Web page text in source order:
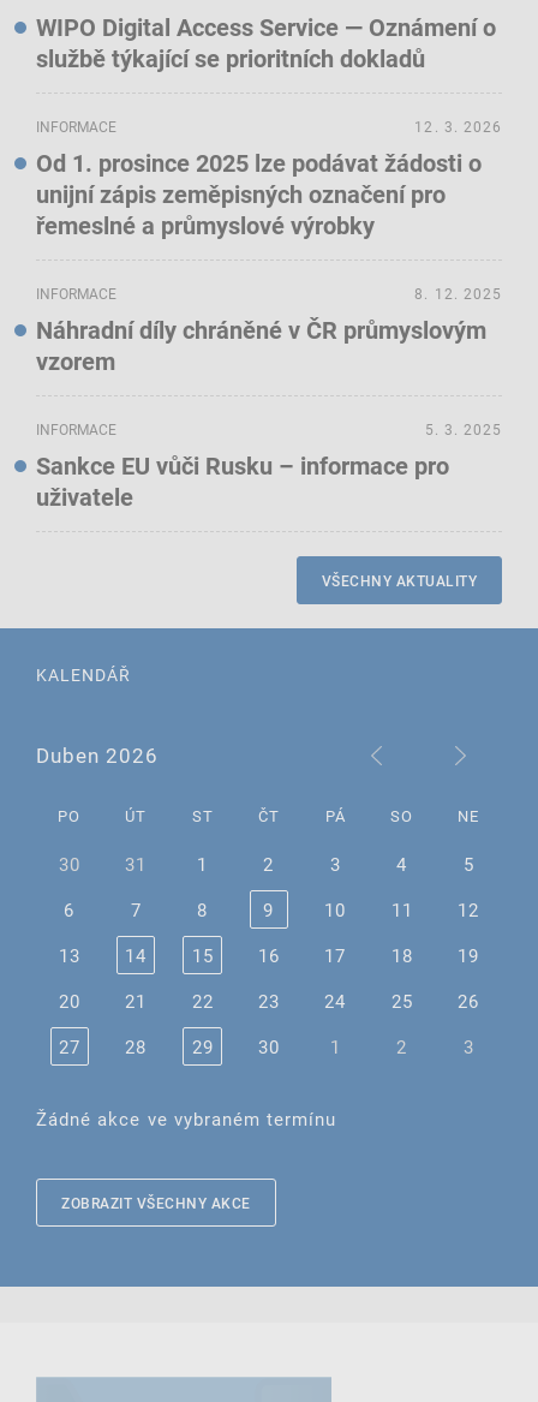
WIPO Digital Access Service — Oznámení o
službě týkající se prioritních dokladů
INFORMACE
Od 1. prosince 2025 lze podávat žádosti o
unijní zápis zeměpisných označení pro
řemeslné a průmyslové výrobky
12. 3. 2026
INFORMACE
Náhradní díly chráněné v ČR průmyslovým
vzorem
8. 12. 2025
INFORMACE
Sankce EU vůči Rusku – informace pro
uživatele
5. 3. 2025
VŠECHNY AKTUALITY
KALENDÁŘ
Duben 2026
PO ÚT ST ČT PÁ SO NE
30 31 1 2 3 4
5
6
7 8 9 10 11
12
13
14 15 16 17 18
19
20
21 22 23 24 25
26
27
28 29 30 1 2 3
Žádné akce ve vybraném termínu
ZOBRAZIT VŠECHNY AKCE